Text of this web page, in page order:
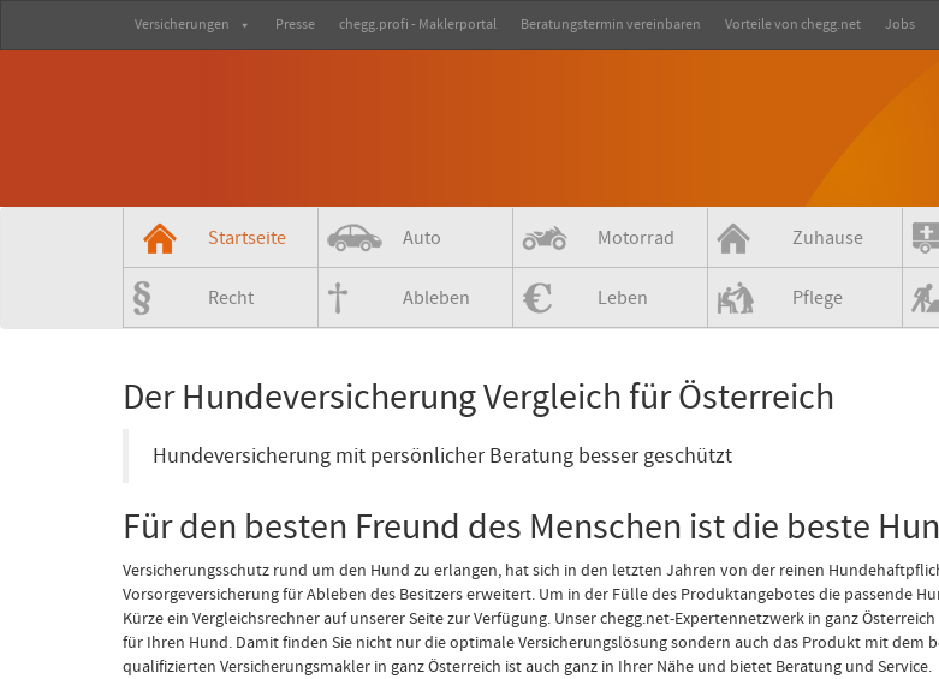
Versicherungen Presse chegg.profi - Maklerportal Beratungstermin vereinbaren Vorteile von chegg.net Jobs
Startseite Auto Motorrad Zuhause
Recht Ableben Leben Pflege
Der Hundeversicherung Vergleich für Österreich
Hundeversicherung mit persönlicher Beratung besser geschützt
Für den besten Freund des Menschen ist die beste
Versicherungsschutz rund um den Hund zu erlangen, hat sich in den letzten Jahren von der reinen
Vorsorgeversicherung für Ableben des Besitzers erweitert. Um in der Fülle des Produktangebotes die passende
Kürze ein Vergleichsrechner auf unserer Seite zur Verfügung. Unser chegg.net-Expertennetzwerk in ganz
für Ihren Hund. Damit finden Sie nicht nur die optimale Versicherungslösung sondern auch das Produkt mit dem
qualifizierten Versicherungsmakler in ganz Österreich ist auch ganz in Ihrer Nähe und bietet Beratung und Service.